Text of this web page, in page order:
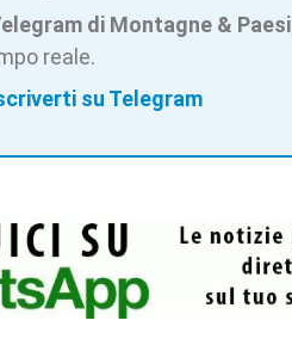
di Montagne & Paesi
reale.
su Telegram